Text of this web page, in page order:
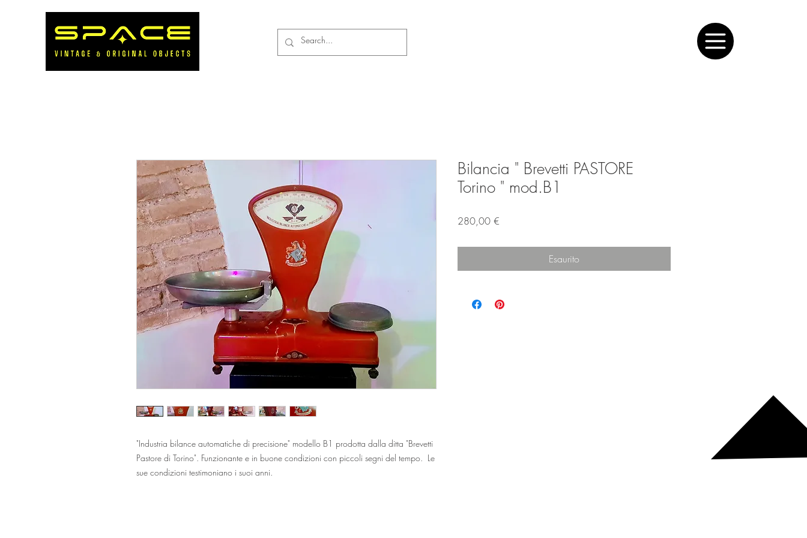
"Industria bilance automatiche di precisione" modello B1 prodotta dalla ditta "Brevetti
Pastore di Torino". Funzionante e in buone condizioni con piccoli segni del tempo. Le
sue condizioni testimoniano i suoi anni.
Bilancia " Brevetti PASTORE
Torino " mod.B1
280,00 €
Esaurito